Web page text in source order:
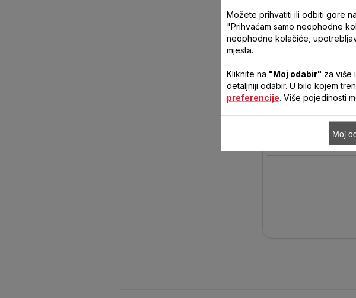
LOAF PAN 12X25 ST
GREY EASY G
Možete prihvatiti ili odbiti gore
"Prihvaćam samo neophodne
neophodne kolačiće,
mjesta.
Kliknite na "Moj odabir" za više
detaljniji odabir. U bilo kojem
preferencije . Više pojedinosti
Moj